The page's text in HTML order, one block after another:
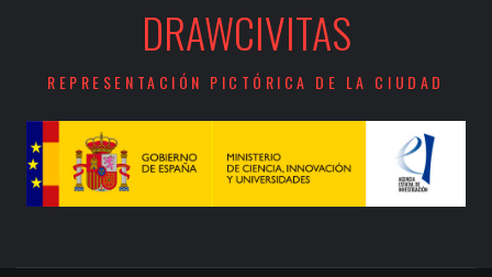
DRAWCIVITAS
REPRESENTACIÓN PICTÓRICA DE LA CIUDAD